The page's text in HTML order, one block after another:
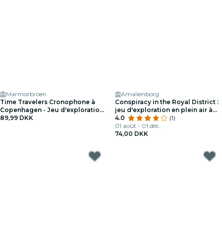
Marmorbroen
Time Travelers Cronophone à
Copenhagen - Jeu d'exploration
en plein air
89,99 DKK
Amalienborg
Conspiracy in the Royal District :
jeu d'exploration en plein air à
Copenhague
4.0
(1)
01 août - 01 déc.
74,00 DKK